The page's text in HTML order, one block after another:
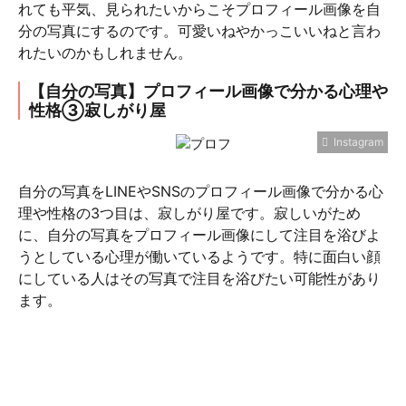
れても平気、見られたいからこそプロフィール画像を自
分の写真にするのです。可愛いねやかっこいいねと言わ
れたいのかもしれません。
【自分の写真】プロフィール画像で分かる心理や
性格③寂しがり屋
Instagram
自分の写真をLINEやSNSのプロフィール画像で分かる心
理や性格の3つ目は、寂しがり屋です。寂しいがため
に、自分の写真をプロフィール画像にして注目を浴びよ
うとしている心理が働いているようです。特に面白い顔
にしている人はその写真で注目を浴びたい可能性があり
ます。